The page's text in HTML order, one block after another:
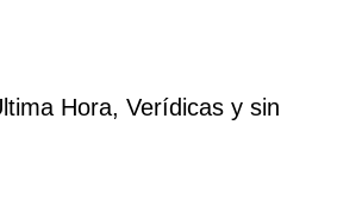
Hora, Verídicas y sin